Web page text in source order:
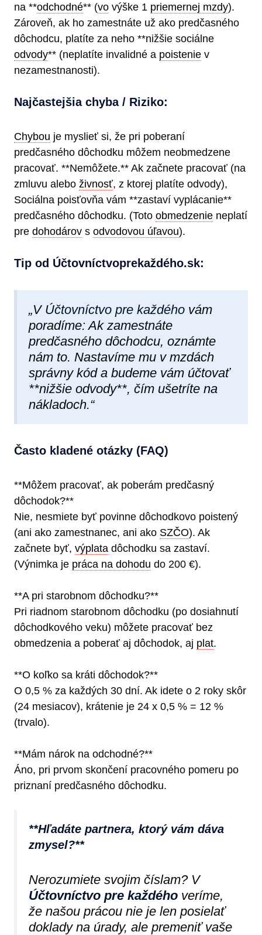
na **odchodné** (vo výške 1 priemernej mzdy).
Zároveň, ak ho zamestnáte už ako predčasného
dôchodcu, platíte za neho **nižšie sociálne
odvody** (neplatíte invalidné a poistenie v
nezamestnanosti).
Najčastejšia chyba / Riziko:
Chybou je myslieť si, že pri poberaní
predčasného dôchodku môžem neobmedzene
pracovať. **Nemôžete.** Ak začnete pracovať (na
zmluvu alebo živnosť, z ktorej platíte odvody),
Sociálna poisťovňa vám **zastaví vyplácanie**
predčasného dôchodku. (Toto obmedzenie neplatí
pre dohodárov s odvodovou úľavou).
Tip od Účtovníctvoprekaždéh​o.sk:
„V Účtovníctvo pre každého vám
poradíme: Ak zamestnáte
predčasného dôchodcu, oznámte
nám to. Nastavíme mu v mzdách
správny kód a budeme vám účtovať
**nižšie odvody**, čím ušetríte na
nákladoch.“
Často kladené otázky (FAQ)
**Môžem pracovať, ak poberám predčasný
dôchodok?**
Nie, nesmiete byť povinne dôchodkovo poistený
(ani ako zamestnanec, ani ako SZČO). Ak
začnete byť, výplata dôchodku sa zastaví.
(Výnimka je práca na dohodu do 200 €).
**A pri starobnom dôchodku?**
Pri riadnom starobnom dôchodku (po dosiahnutí
dôchodkového veku) môžete pracovať bez
obmedzenia a poberať aj dôchodok, aj plat.
**O koľko sa kráti dôchodok?**
O 0,5 % za každých 30 dní. Ak idete o 2 roky skôr
(24 mesiacov), krátenie je 24 x 0,5 % = 12 %
(trvalo).
**Mám nárok na odchodné?**
Áno, pri prvom skončení pracovného pomeru po
priznaní predčasného dôchodku.
**Hľadáte partnera, ktorý vám dáva
zmysel?**
Nerozumiete svojim číslam? V
Účtovníctvo pre každého veríme,
že našou prácou nie je len posielať
doklady na úrady, ale premeniť vaše